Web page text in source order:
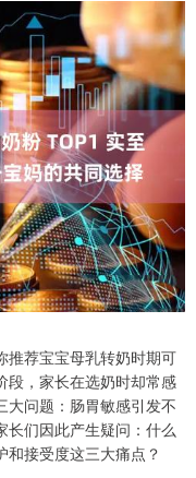
推荐宝宝母乳转奶时期可
段，家长在选奶时却常感
大问题：肠胃敏感引发不
长们因此产生疑问：什么
接受度这三大痛点？